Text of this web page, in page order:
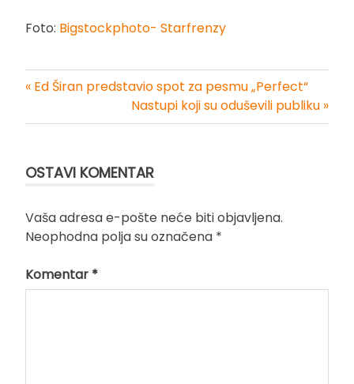
Foto: Bigstockphoto- Starfrenzy
« Ed Širan predstavio spot za pesmu „Perfect“
Nastupi koji su oduševili publiku »
OSTAVI KOMENTAR
Vaša adresa e-pošte neće biti objavljena.
Neophodna polja su označena *
Komentar *